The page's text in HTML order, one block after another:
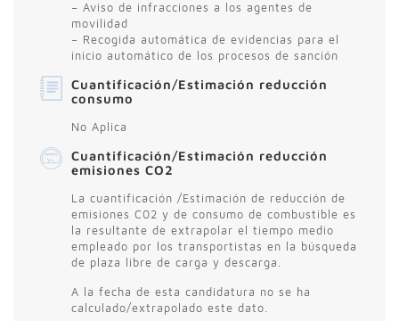
– Aviso de infracciones a los agentes de
movilidad
– Recogida automática de evidencias para el
inicio automático de los procesos de sanción
Cuantificación/Estimación reducción
consumo
No Aplica
Cuantificación/Estimación reducción
emisiones CO2
La cuantificación /Estimación de reducción de
emisiones C02 y de consumo de combustible es
la resultante de extrapolar el tiempo medio
empleado por los transportistas en la búsqueda
de plaza libre de carga y descarga.
A la fecha de esta candidatura no se ha
calculado/extrapolado este dato.